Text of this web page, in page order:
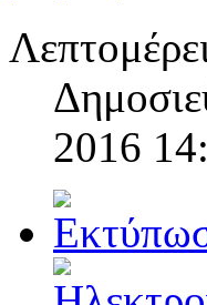
2016